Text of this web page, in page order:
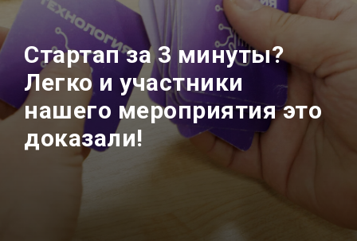
Стартап за 3 минуты?
Легко и участники
нашего мероприятия это
доказали!